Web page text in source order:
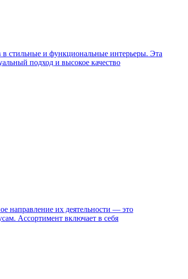
в стильные и функциональные интерьеры. Эта
подход и высокое качество
направление их деятельности — это
Ассортимент включает в себя